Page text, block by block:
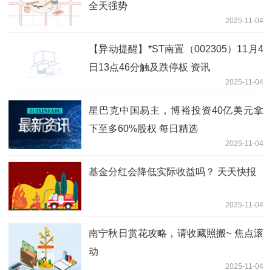
全天强势
2025-11-04
【异动提醒】*ST南置（002305）11月4
日13点46分触及跌停板 资讯
2025-11-04
星巴克中国易主，博裕投资40亿美元拿
下至多60%股权 每日精选
2025-11-04
基金分红会降低实际收益吗？ 天天快报
2025-11-04
南宁秋日赏花攻略，请收藏照搬~ 焦点滚
动
2025-11-04